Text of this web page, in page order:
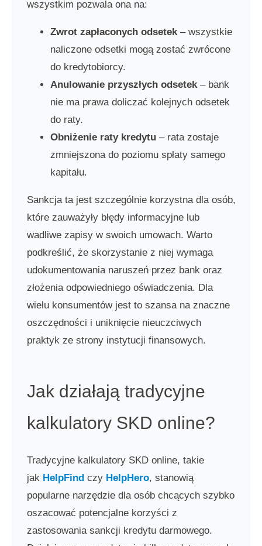
wszystkim pozwala ona na:
Zwrot zapłaconych odsetek– wszystkie
naliczone odsetki mogą zostać zwrócone
do kredytobiorcy.
Anulowanie przyszłych odsetek– bank
nie ma prawa doliczać kolejnych odsetek
do raty.
Obniżenie raty kredytu– rata zostaje
zmniejszona do poziomu spłaty samego
kapitału.
Sankcja ta jest szczególnie korzystna dla osób,
które zauważyły błędy informacyjne lub
wadliwe zapisy w swoich umowach. Warto
podkreślić, że skorzystanie z niej wymaga
udokumentowania naruszeń przez bank oraz
złożenia odpowiedniego oświadczenia. Dla
wielu konsumentów jest to szansa na znaczne
oszczędności i uniknięcie nieuczciwych
praktyk ze strony instytucji finansowych.
Jak działają tradycyjne
kalkulatory SKD online?
Tradycyjne kalkulatory SKD online, takie
jak HelpFind czy HelpHero, stanowią
popularne narzędzie dla osób chcących szybko
oszacować potencjalne korzyści z
zastosowania sankcji kredytu darmowego.